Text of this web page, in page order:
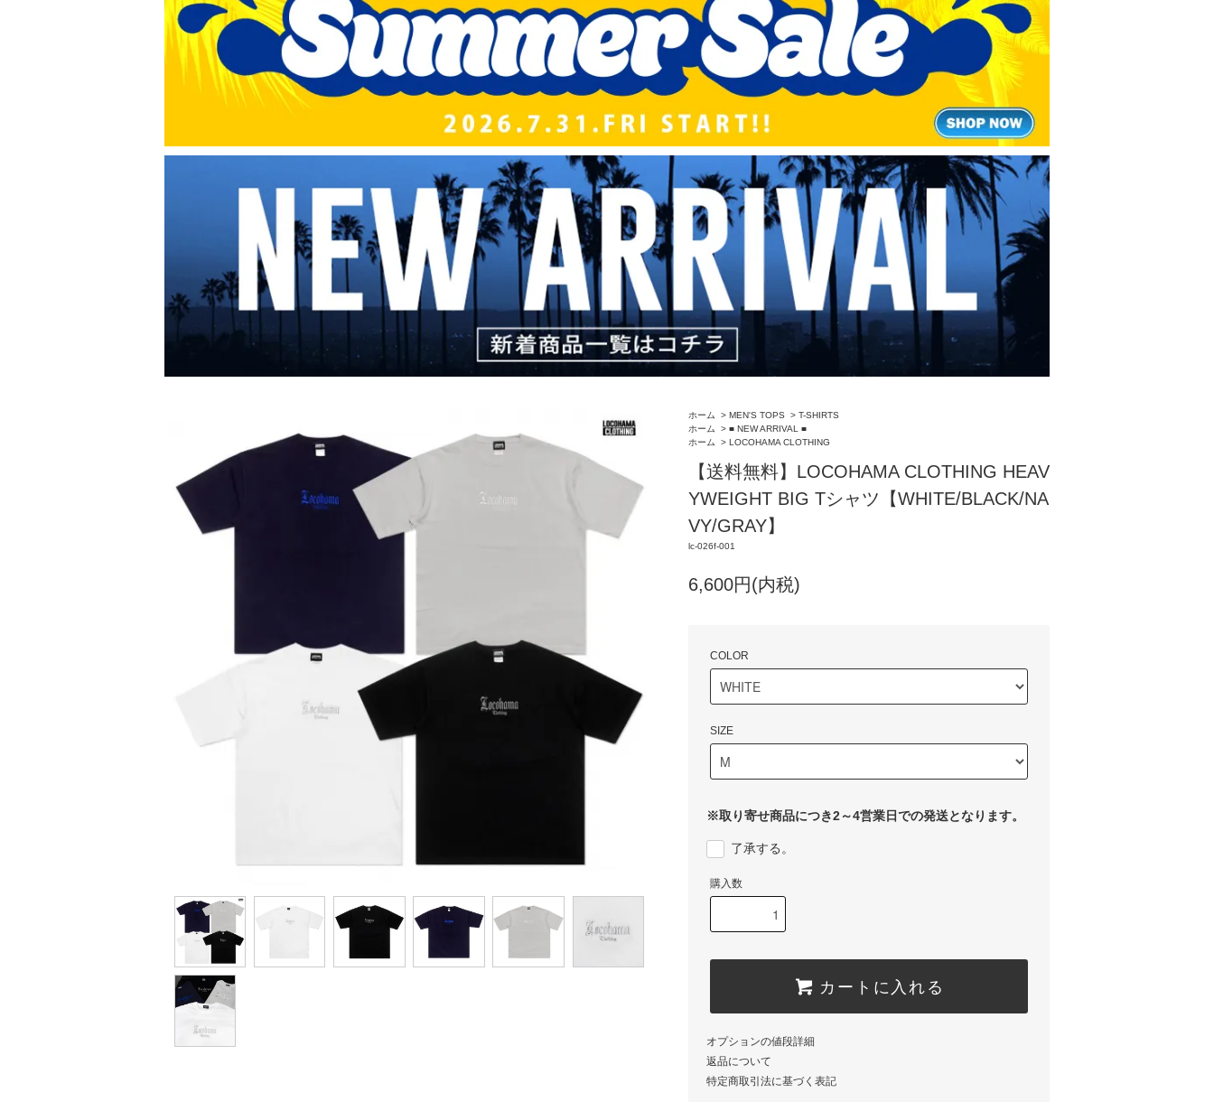
ホーム > MEN'S TOPS > T-SHIRTS
ホーム
> ■ NEW ARRIVAL ■
ホーム
> LOCOHAMA CLOTHING
【送料無料】LOCOHAMA CLOTHING HEAV
YWEIGHT BIG Tシャツ【WHITE/BLACK/NA
VY/GRAY】
lc-026f-001
6,600円(内税)
COLOR
SIZE
※取り寄せ商品につき2～4営業日での発送となります。
了承する。
購入数
カートに入れる
オプションの値段詳細
返品について
特定商取引法に基づく表記